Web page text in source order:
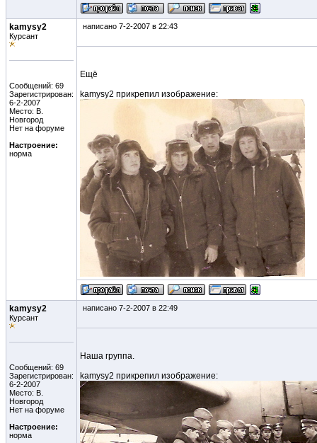
kamysy2
Курсант
Сообщений: 69
Зарегистрирован:
6-2-2007
Место: В.
Новгород
Нет на форуме
Настроение:
норма
написано 7-2-2007 в 22:43
Ещё
kamysy2 прикрепил изображение:
kamysy2
Курсант
Сообщений: 69
Зарегистрирован:
6-2-2007
Место: В.
Новгород
Нет на форуме
Настроение:
норма
написано 7-2-2007 в 22:49
Наша группа.
kamysy2 прикрепил изображение: